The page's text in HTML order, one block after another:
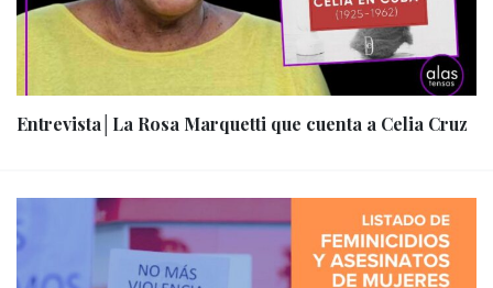
Entrevista│La Rosa Marquetti que cuenta a Celia Cruz